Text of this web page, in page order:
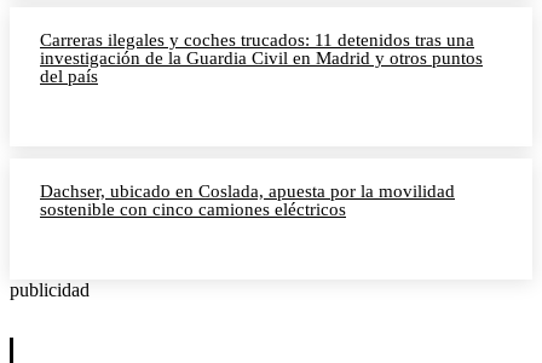
Carreras ilegales y coches trucados: 11 detenidos tras una
investigación de la Guardia Civil en Madrid y otros puntos
del país
Dachser, ubicado en Coslada, apuesta por la movilidad
sostenible con cinco camiones eléctricos
publicidad